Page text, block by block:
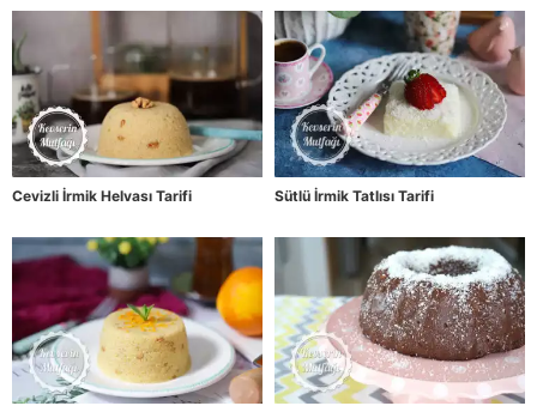
Cevizli İrmik Helvası Tarifi Sütlü İrmik Tatlısı Tarifi